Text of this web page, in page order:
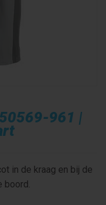
961 |
in de kraag en bij de
boord.